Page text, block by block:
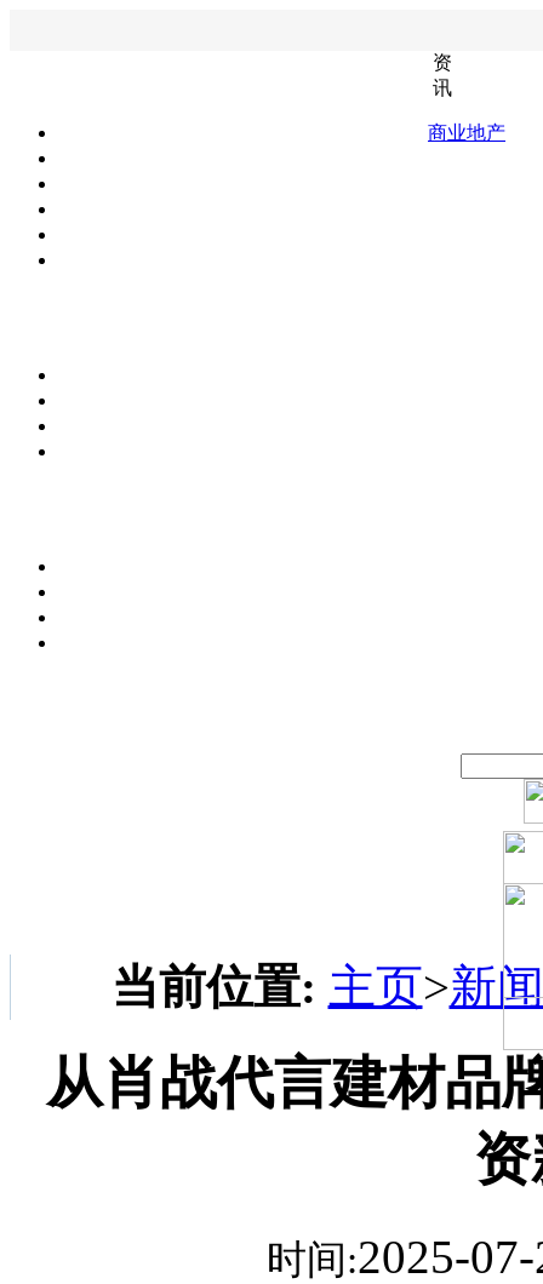
资
讯
商业地产
当前位置: 主页>新
从肖战代言建材品
时间:2025-